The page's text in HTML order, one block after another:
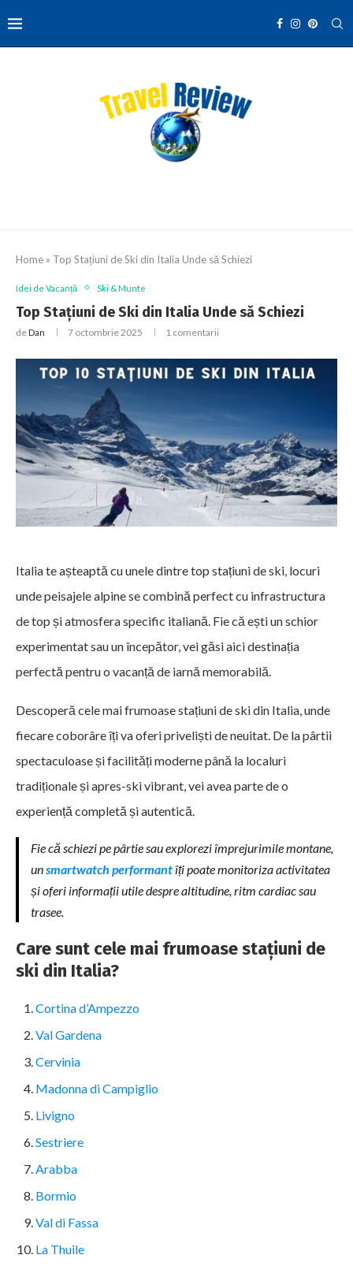
Home » Top Stațiuni de Ski din Italia Unde să Schiezi
Idei de Vacanță Ski & Munte
Top Stațiuni de Ski din Italia Unde să Schiezi
deDan 7 octombrie 2025 1 comentarii
Italia te așteaptă cu unele dintre top stațiuni de ski, locuri
unde peisajele alpine se combină perfect cu infrastructura
de top și atmosfera specific italiană. Fie că ești un schior
experimentat sau un începător, vei găsi aici destinația
perfectă pentru o vacanță de iarnă memorabilă.
Descoperă cele mai frumoase stațiuni de ski din Italia, unde
fiecare coborâre îți va oferi priveliști de neuitat. De la pârtii
spectaculoase și facilități moderne până la localuri
tradiționale și apres-ski vibrant, vei avea parte de o
experiență completă și autentică.
Fie că schiezi pe pârtie sau explorezi împrejurimile montane,
unsmartwatch performantîți poate monitoriza activitatea
și oferi informații utile despre altitudine, ritm cardiac sau
trasee.
Care sunt cele mai frumoase stațiuni de
ski din Italia?
Cortina d’Ampezzo
Val Gardena
Cervinia
Madonna di Campiglio
Livigno
Sestriere
Arabba
Bormio
Val di Fassa
La Thuile